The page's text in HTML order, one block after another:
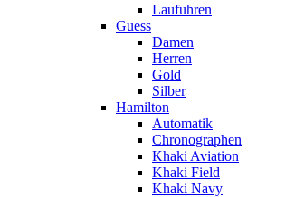
Laufuhren
Guess
Damen
Herren
Gold
Silber
Hamilton
Automatik
Chronographen
Khaki Aviation
Khaki Field
Khaki Navy